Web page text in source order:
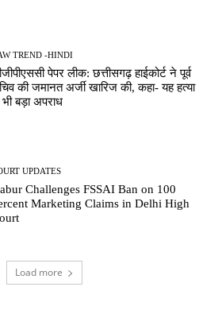
TREND -HINDI
पेपर लीक: छत्तीसगढ़ हाईकोर्ट ने पूर्व
की जमानत अर्जी खारिज की, कहा- यह हत्या
बड़ा अपराध
UPDATES
Challenges FSSAI Ban on 100
Marketing Claims in Delhi High
Load more